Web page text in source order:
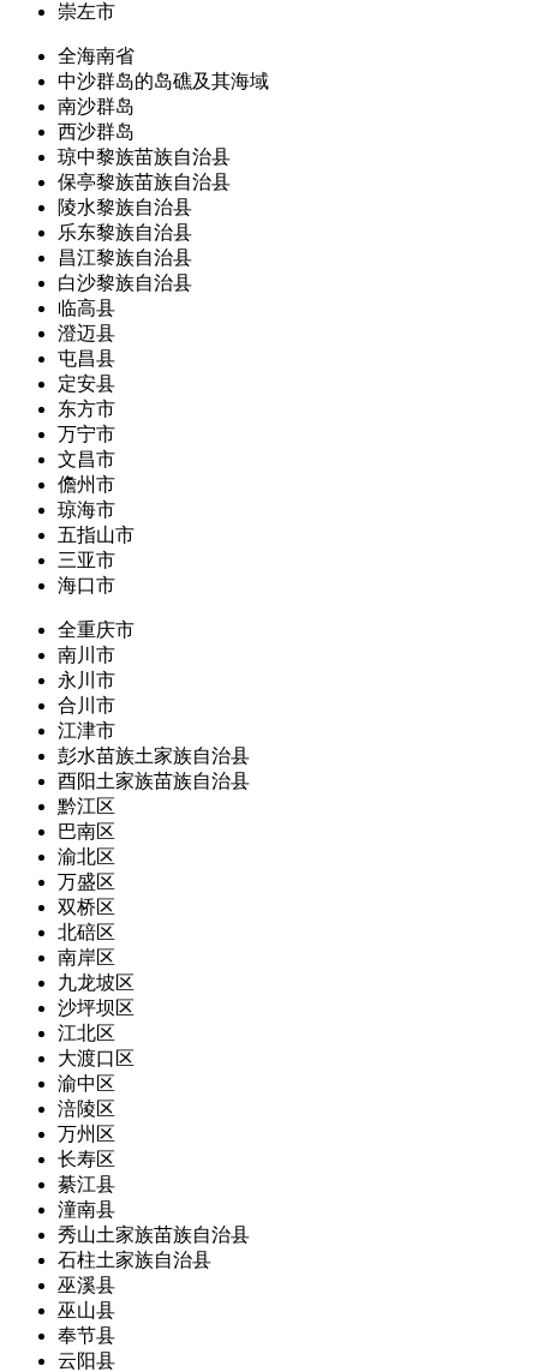
崇左市
全海南省
中沙群岛的岛礁及其海域
南沙群岛
西沙群岛
琼中黎族苗族自治县
保亭黎族苗族自治县
陵水黎族自治县
乐东黎族自治县
昌江黎族自治县
白沙黎族自治县
临高县
澄迈县
屯昌县
定安县
东方市
万宁市
文昌市
儋州市
琼海市
五指山市
三亚市
海口市
全重庆市
南川市
永川市
合川市
江津市
彭水苗族土家族自治县
酉阳土家族苗族自治县
黔江区
巴南区
渝北区
万盛区
双桥区
北碚区
南岸区
九龙坡区
沙坪坝区
江北区
大渡口区
渝中区
涪陵区
万州区
长寿区
綦江县
潼南县
秀山土家族苗族自治县
石柱土家族自治县
巫溪县
巫山县
奉节县
云阳县